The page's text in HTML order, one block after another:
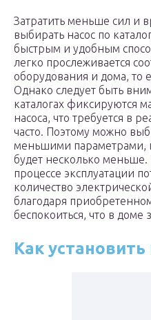
Затратить меньше сил и
выбирать насос по
быстрым и удобным
легко прослеживается
оборудования и дома, то
Однако следует быть
каталогах фиксируются
насоса, что требуется в
часто. Поэтому можно
меньшими параметрами,
будет несколько
процессе эксплуатации
количество
благодаря
беспокоиться, что в доме
Как установить